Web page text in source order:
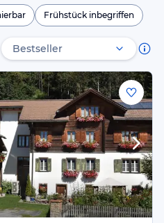
Frühstück inbegriffen